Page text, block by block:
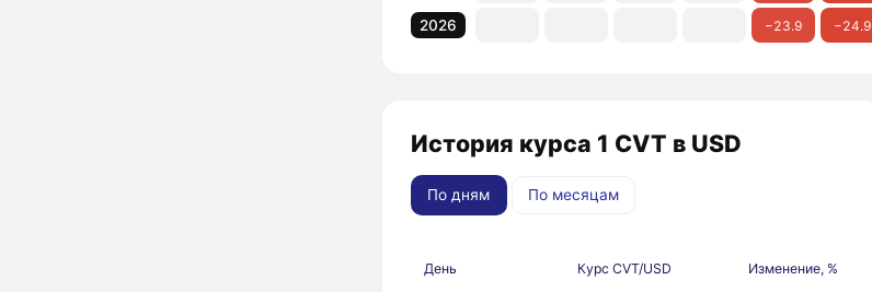
2026 −23.9 −24.9
История курса 1 CVT в USD
По дням По месяцам
День Курс CVT/USD Изменение, %